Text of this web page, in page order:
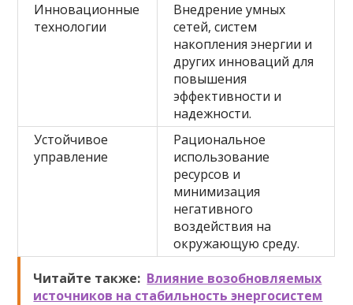
Инновационные
технологии
Внедрение умных
сетей, систем
накопления энергии и
других инноваций для
повышения
эффективности и
надежности.
Устойчивое
управление
Рациональное
использование
ресурсов и
минимизация
негативного
воздействия на
окружающую среду.
Читайте также: Влияние возобновляемых
источников на стабильность энергосистем